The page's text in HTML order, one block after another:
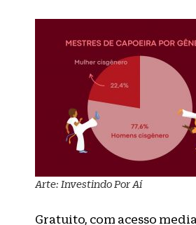
Arte: Investindo Por Aí
Gratuito, com acesso